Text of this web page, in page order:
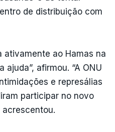
de distribuição com
ativamente ao Hamas na
afirmou. “A ONU
e represálias
participar no novo
acrescentou.